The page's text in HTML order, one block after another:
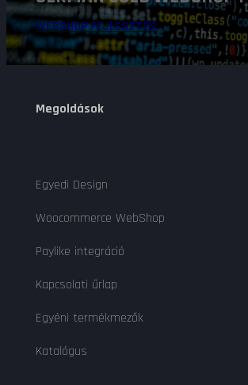
WEBSHOP FEJLESZTÉS
Megoldások
Egyedi Design
Woocommerce WebShop
Paylike integráció
Kapcsolati űrlap
Egyéni termékmezők
Katalógus